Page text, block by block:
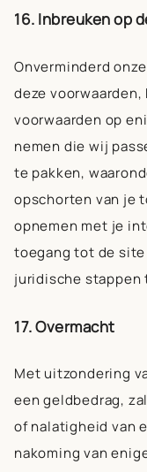
16. Inbreuken op
Onverminderd
deze
voorwaarden op
nemen die wij
te pakken,
opschorten van je
opnemen met je
toegang tot de
juridische stappen
17. Overmacht
Met uitzondering
een geldbedrag,
of nalatigheid van
nakoming van